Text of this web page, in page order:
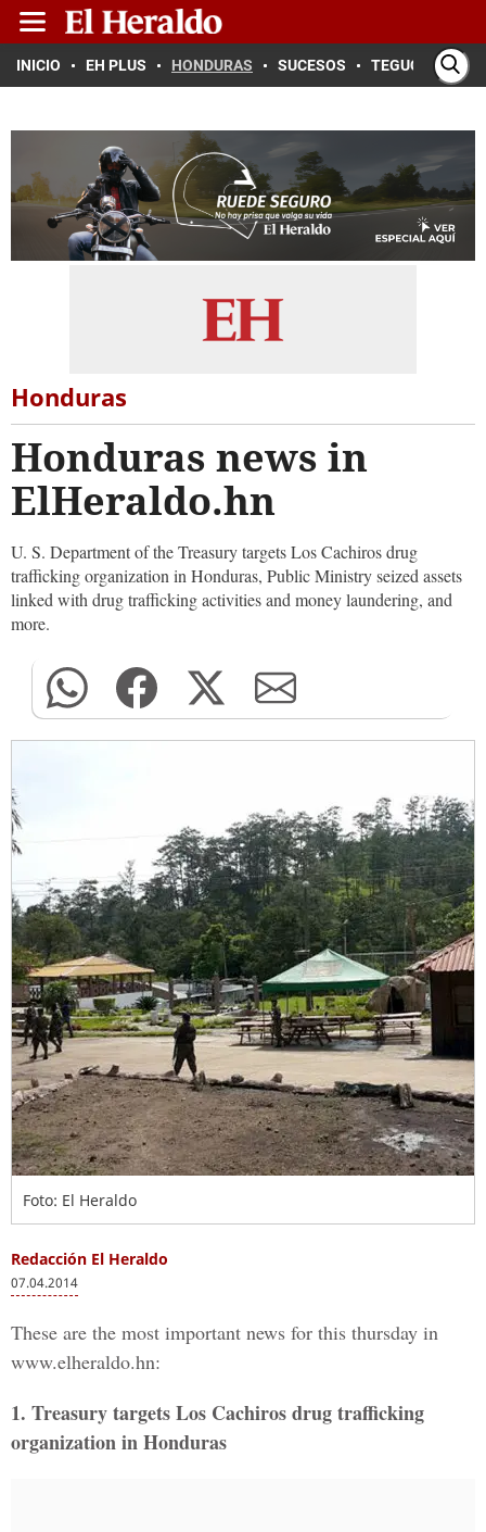
INICIO EH PLUS HONDURAS SUCESOS TEGUCIGALPA
Honduras
Honduras news in
ElHeraldo.hn
U. S. Department of the Treasury targets Los Cachiros drug
trafficking organization in Honduras, Public Ministry seized assets
linked with drug trafficking activities and money laundering, and
more.
Foto: El Heraldo
Redacción El Heraldo
07.04.2014
These are the most important news for this thursday in
www.elheraldo.hn:
1. Treasury targets Los Cachiros drug trafficking
organization in Honduras